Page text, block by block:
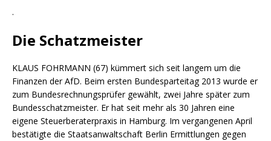
.
Die Schatzmeister
KLAUS FOHRMANN (67) kümmert sich seit langem um die
Finanzen der AfD. Beim ersten Bundesparteitag 2013 wurde er
zum Bundesrechnungsprüfer gewählt, zwei Jahre später zum
Bundesschatzmeister. Er hat seit mehr als 30 Jahren eine
eigene Steuerberaterpraxis in Hamburg. Im vergangenen April
bestätigte die Staatsanwaltschaft Berlin Ermittlungen gegen